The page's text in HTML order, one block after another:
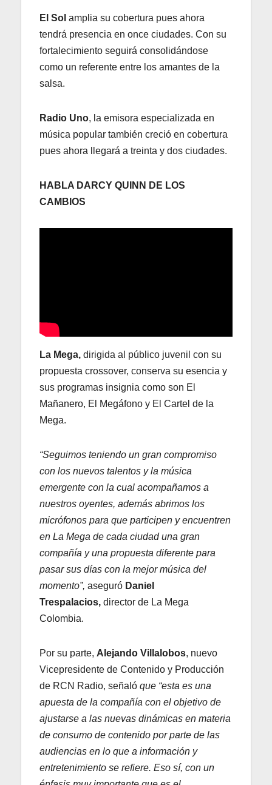
El Sol amplia su cobertura pues ahora
tendrá presencia en once ciudades. Con su
fortalecimiento seguirá consolidándose
como un referente entre los amantes de la
salsa.
Radio Uno, la emisora especializada en
música popular también creció en cobertura
pues ahora llegará a treinta y dos ciudades.
HABLA DARCY QUINN DE LOS
CAMBIOS
La Mega, dirigida al público juvenil con su
propuesta crossover, conserva su esencia y
sus programas insignia como son El
Mañanero, El Megáfono y El Cartel de la
Mega.
“Seguimos teniendo un gran compromiso
con los nuevos talentos y la música
emergente con la cual acompañamos a
nuestros oyentes, además abrimos los
micrófonos para que participen y encuentren
en La Mega de cada ciudad una gran
compañía y una propuesta diferente para
pasar sus días con la mejor música del
momento”, aseguró Daniel
Trespalacios, director de La Mega
Colombia.
Por su parte, Alejando Villalobos, nuevo
Vicepresidente de Contenido y Producción
de RCN Radio, señaló que “esta es una
apuesta de la compañía con el objetivo de
ajustarse a las nuevas dinámicas en materia
de consumo de contenido por parte de las
audiencias en lo que a información y
entretenimiento se refiere. Eso sí, con un